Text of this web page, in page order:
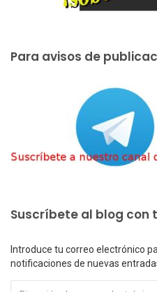
Para avisos de
Suscríbete al blog con
Introduce tu correo electrónico
notificaciones de nuevas